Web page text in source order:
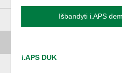
Išbandyti i.APS
i.APS DUK